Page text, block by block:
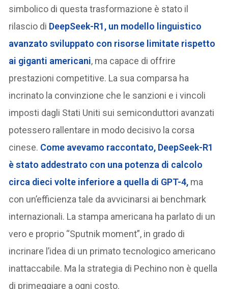
simbolico di questa trasformazione è stato il
rilascio di DeepSeek-R1, un modello linguistico
avanzato sviluppato con risorse limitate rispetto
ai giganti americani, ma capace di offrire
prestazioni competitive. La sua comparsa ha
incrinato la convinzione che le sanzioni e i vincoli
imposti dagli Stati Uniti sui semiconduttori avanzati
potessero rallentare in modo decisivo la corsa
cinese. Come avevamo raccontato, DeepSeek-R1
è stato addestrato con una potenza di calcolo
circa dieci volte inferiore a quella di GPT-4, ma
con un’efficienza tale da avvicinarsi ai benchmark
internazionali. La stampa americana ha parlato di un
vero e proprio “Sputnik moment”, in grado di
incrinare l’idea di un primato tecnologico americano
inattaccabile. Ma la strategia di Pechino non è quella
di primeggiare a ogni costo.